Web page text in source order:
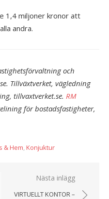
1,4 miljoner kronor att
andra.
och
Tillväxtverket, vägledning
tillvaxtverket.se. RM
för bostadsfastigheter,
& Hem,Konjuktur
Nästa inlägg
VIRTUELLT KONTOR –